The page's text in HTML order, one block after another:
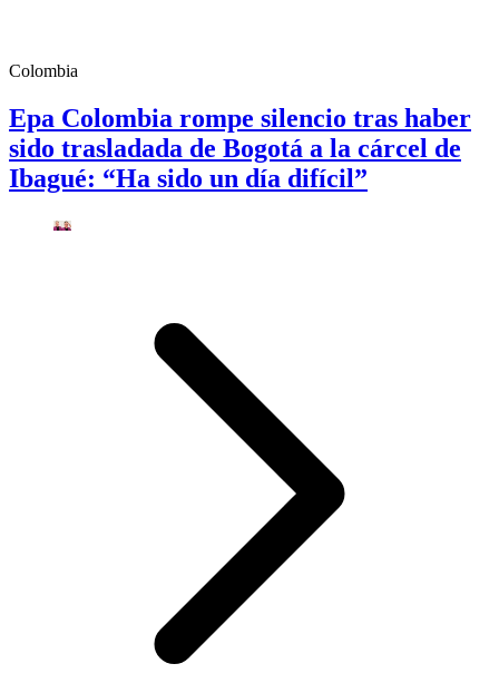
Colombia
Epa Colombia rompe silencio tras haber
sido trasladada de Bogotá a la cárcel de
Ibagué: “Ha sido un día difícil”